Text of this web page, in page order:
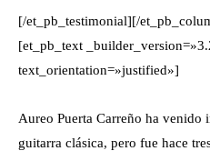
[/et_pb_testimonial][/
[et_pb_text
text_orientation=»justified»]
Aureo Puerta Carreño ha venido
guitarra clásica, pero fue hace